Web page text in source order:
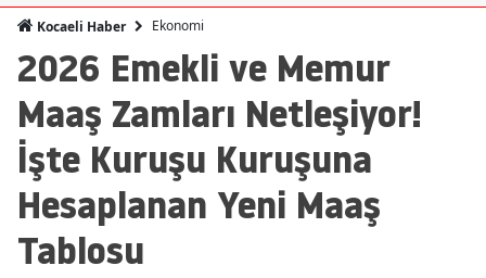
Amasya
Ankara
Antalya
Artvin
Kocaeli Haber Ekonomi
2026 Emekli ve Memur
Maaş Zamları Netleşiyor!
İşte Kuruşu Kuruşuna
Hesaplanan Yeni Maaş
Tablosu